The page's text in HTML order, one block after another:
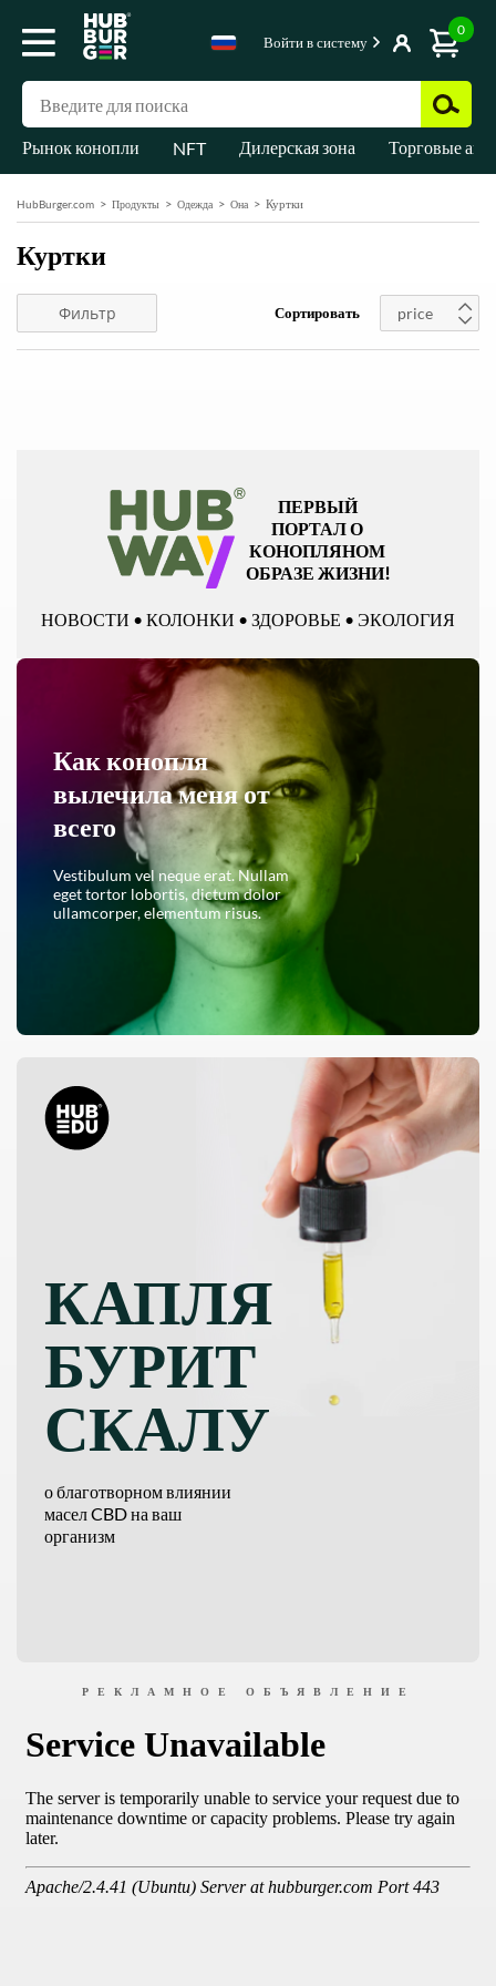
Войти в систему
0
Рынок конопли NFT Дилерская зона Торговые
HubBurger.com Продукты Одежда Она Куртки
Куртки
Фильтр Сортировать price
ПЕРВЫЙ
ПОРТАЛ О
КОНОПЛЯНОМ
ОБРАЗЕ ЖИЗНИ!
НОВОСТИ • КОЛОНКИ • ЗДОРОВЬЕ • ЭКОЛОГИЯ
Как конопля
вылечила меня от
всего
Vestibulum vel neque erat. Nullam
eget tortor lobortis, dictum dolor
ullamcorper, elementum risus.
ЧИТАТЬ ПОЛНОСТЬЮ
КАПЛЯ
БУРИТ
СКАЛУ
о благотворном влиянии
масел CBD на ваш
организм
РЕКЛАМНОЕ ОБЪЯВЛЕНИЕ